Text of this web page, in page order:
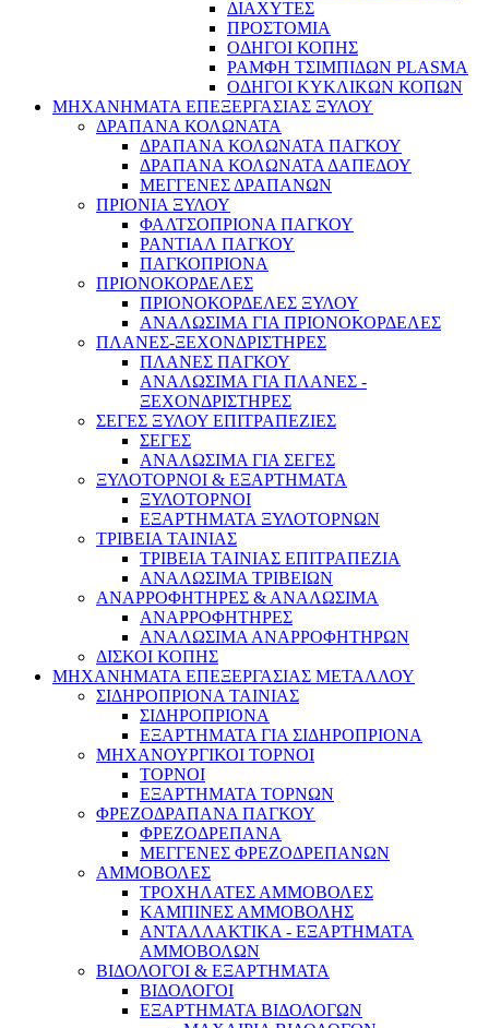
ΔΙΑΧΥΤΕΣ
ΠΡΟΣΤΟΜΙΑ
ΟΔΗΓΟΙ ΚΟΠΗΣ
ΡΑΜΦΗ ΤΣΙΜΠΙΔΩΝ PLASMA
ΟΔΗΓΟΙ ΚΥΚΛΙΚΩΝ ΚΟΠΩΝ
ΜΗΧΑΝΗΜΑΤΑ ΕΠΕΞΕΡΓΑΣΙΑΣ ΞΥΛΟΥ
ΔΡΑΠΑΝΑ ΚΟΛΩΝΑΤΑ
ΔΡΑΠΑΝΑ ΚΟΛΩΝΑΤΑ ΠΑΓΚΟΥ
ΔΡΑΠΑΝΑ ΚΟΛΩΝΑΤΑ ΔΑΠΕΔΟΥ
ΜΕΓΓΕΝΕΣ ΔΡΑΠΑΝΩΝ
ΠΡΙΟΝΙΑ ΞΥΛΟΥ
ΦΑΛΤΣΟΠΡΙΟΝΑ ΠΑΓΚΟΥ
ΡΑΝΤΙΑΛ ΠΑΓΚΟΥ
ΠΑΓΚΟΠΡΙΟΝΑ
ΠΡΙΟΝΟΚΟΡΔΕΛΕΣ
ΠΡΙΟΝΟΚΟΡΔΕΛΕΣ ΞΥΛΟΥ
ΑΝΑΛΩΣΙΜΑ ΓΙΑ ΠΡΙΟΝΟΚΟΡΔΕΛΕΣ
ΠΛΑΝΕΣ-ΞΕΧΟΝΔΡΙΣΤΗΡΕΣ
ΠΛΑΝΕΣ ΠΑΓΚΟΥ
ΑΝΑΛΩΣΙΜΑ ΓΙΑ ΠΛΑΝΕΣ -
ΞΕΧΟΝΔΡΙΣΤΗΡΕΣ
ΣΕΓΕΣ ΞΥΛΟΥ ΕΠΙΤΡΑΠΕΖΙΕΣ
ΣΕΓΕΣ
ΑΝΑΛΩΣΙΜΑ ΓΙΑ ΣΕΓΕΣ
ΞΥΛΟΤΟΡΝΟΙ & ΕΞΑΡΤΗΜΑΤΑ
ΞΥΛΟΤΟΡΝΟΙ
ΕΞΑΡΤΗΜΑΤΑ ΞΥΛΟΤΟΡΝΩΝ
ΤΡΙΒΕΙΑ ΤΑΙΝΙΑΣ
ΤΡΙΒΕΙΑ ΤΑΙΝΙΑΣ ΕΠΙΤΡΑΠΕΖΙΑ
ΑΝΑΛΩΣΙΜΑ ΤΡΙΒΕΙΩΝ
ΑΝΑΡΡΟΦΗΤΗΡΕΣ & ΑΝΑΛΩΣΙΜΑ
ΑΝΑΡΡΟΦΗΤΗΡΕΣ
ΑΝΑΛΩΣΙΜΑ ΑΝΑΡΡΟΦΗΤΗΡΩΝ
ΔΙΣΚΟΙ ΚΟΠΗΣ
ΜΗΧΑΝΗΜΑΤΑ ΕΠΕΞΕΡΓΑΣΙΑΣ ΜΕΤΑΛΛΟΥ
ΣΙΔΗΡΟΠΡΙΟΝΑ ΤΑΙΝΙΑΣ
ΣΙΔΗΡΟΠΡΙΟΝΑ
ΕΞΑΡΤΗΜΑΤΑ ΓΙΑ ΣΙΔΗΡΟΠΡΙΟΝΑ
ΜΗΧΑΝΟΥΡΓΙΚΟΙ ΤΟΡΝΟΙ
ΤΟΡΝΟΙ
ΕΞΑΡΤΗΜΑΤΑ ΤΟΡΝΩΝ
ΦΡΕΖΟΔΡΑΠΑΝΑ ΠΑΓΚΟΥ
ΦΡΕΖΟΔΡΕΠΑΝΑ
ΜΕΓΓΕΝΕΣ ΦΡΕΖΟΔΡΕΠΑΝΩΝ
ΑΜΜΟΒΟΛΕΣ
ΤΡΟΧΗΛΑΤΕΣ ΑΜΜΟΒΟΛΕΣ
ΚΑΜΠΙΝΕΣ ΑΜΜΟΒΟΛΗΣ
ΑΝΤΑΛΛΑΚΤΙΚΑ - ΕΞΑΡΤΗΜΑΤΑ
ΑΜΜΟΒΟΛΩΝ
ΒΙΔΟΛΟΓΟΙ & ΕΞΑΡΤΗΜΑΤΑ
ΒΙΔΟΛΟΓΟΙ
ΕΞΑΡΤΗΜΑΤΑ ΒΙΔΟΛΟΓΩΝ